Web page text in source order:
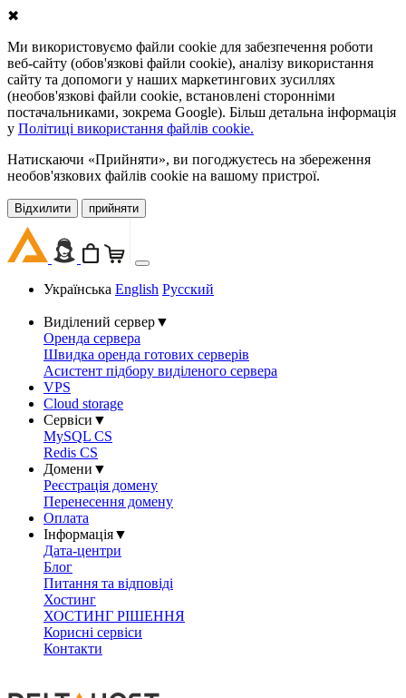
✖
Ми використовуємо файли cookie для забезпечення роботи
веб-сайту (обов'язкові файли cookie), аналізу використання
сайту та допомоги у наших маркетингових зусиллях
(необов'язкові файли cookie, встановлені сторонніми
постачальниками, зокрема Google). Більш детальна інформація
у Політиці використання файлів cookie.
Натискаючи «Прийняти», ви погоджуєтесь на збереження
необов'язкових файлів cookie на вашому пристрої.
Відхилити прийняти
Українська English Русский
Виділений сервер▼
Оренда сервера
Швидка оренда готових серверів
Асистент підбору виділеного сервера
VPS
Cloud storage
Сервіси ▼
MySQL CS
Redis CS
Домени ▼
Реєстрація домену
Перенесення домену
Оплата
Інформація▼
Дата-центри
Блог
Питання та відповіді
Хостинг
ХОСТИНГ РІШЕННЯ
Корисні сервіси
Контакти